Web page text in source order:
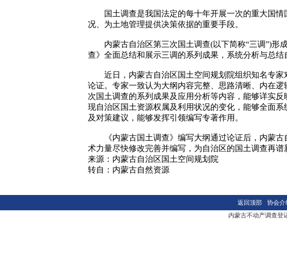
国土调查是我国法定的每十年开展一次的重大国
况、为土地管理提供决策依据的重要手段。
内蒙古自治区第三次国土调查(以下简称“三调”)形
查》全面总结和展示三调的系列成果，系统分析与总结
近日，内蒙古自治区国土空间规划院组织知名专家
论证。专家一致认为大纲内容完整、思路清晰、内在
次国土调查的系列成果及应用分析等内容，能够详实
现自治区国土资源权属及利用状况的变化，能够全面
及对策建议，能够发挥引领编写专著作用。
《内蒙古国土调查》编写大纲通过论证后，内蒙古
术力量尽快修改完善并编写，为自治区的国土调查再谱
来源：内蒙古自治区国土空间规划院
转自：内蒙古自然资源
返回顶部 协会介
内蒙古不动产调查登